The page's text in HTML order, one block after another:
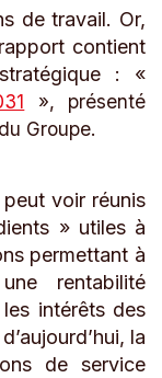
de travail. Or,
contient
: «
», présenté
Groupe.
voir réunis
» utiles à
permettant à
rentabilité
intérêts des
la
de service